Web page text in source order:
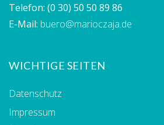
Telefon: (0 30) 50 50 89 86
E-Mail: buero@marioczaja.de
WICHTIGE SEITEN
Datenschutz
Impressum